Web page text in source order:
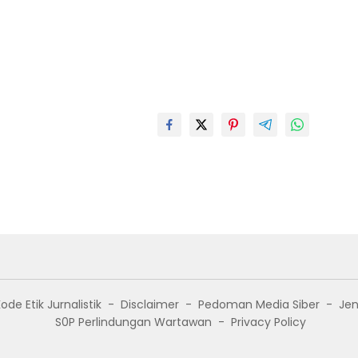
Etik Jurnalistik Disclaimer Pedoman Media Siber
S0P Perlindungan Wartawan
Privacy Policy